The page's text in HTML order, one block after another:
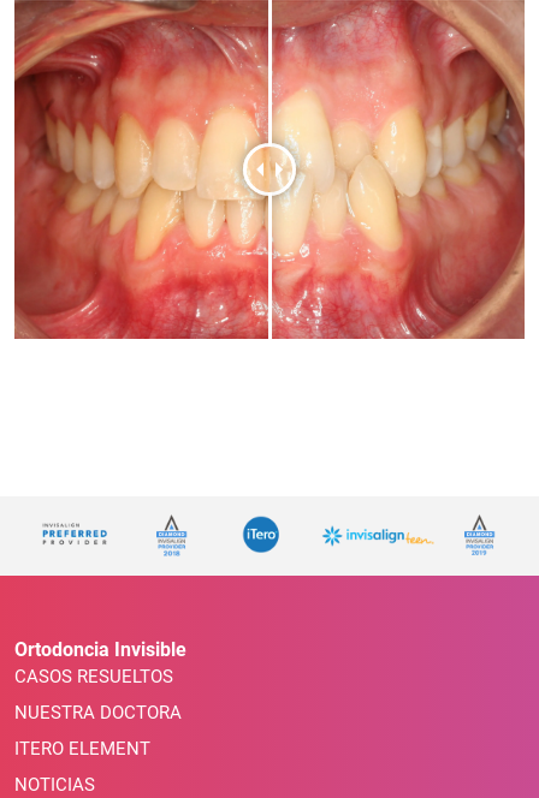
Ortodoncia Invisible
CASOS RESUELTOS
NUESTRA DOCTORA
ITERO ELEMENT
NOTICIAS